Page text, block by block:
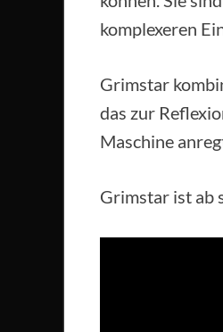
komplexeren
Grimstar
das zur
Maschine
Grimstar ist ab